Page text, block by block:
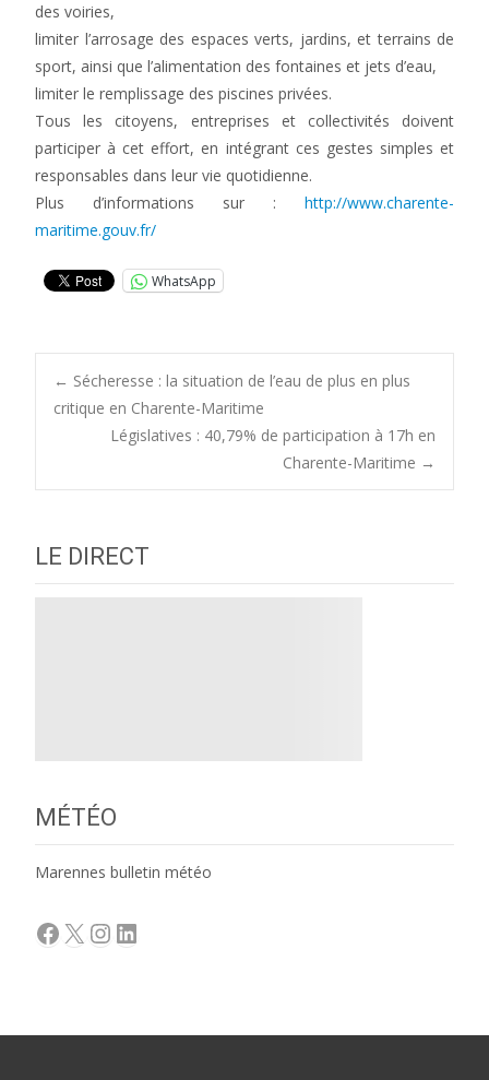
des voiries,
limiter l’arrosage des espaces verts, jardins, et terrains de
sport, ainsi que l’alimentation des fontaines et jets d’eau,
limiter le remplissage des piscines privées.
Tous les citoyens, entreprises et collectivités doivent
participer à cet effort, en intégrant ces gestes simples et
responsables dans leur vie quotidienne.
Plus d’informations sur : http://www.charente-
maritime.gouv.fr/
WhatsApp
Post
navigation
← Sécheresse : la situation de l’eau de plus en plus
critique en Charente-Maritime
Législatives : 40,79% de participation à 17h en
Charente-Maritime →
LE DIRECT
MÉTÉO
Marennes bulletin météo
Facebook
X Instagram
LinkedIn